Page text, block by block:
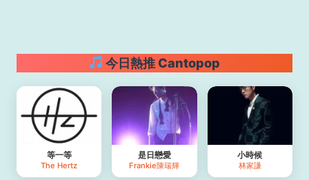
今日熱推 Cantopop
等一等
The Hertz
是日戀愛
Frankie陳瑞輝
小時候
林家謙